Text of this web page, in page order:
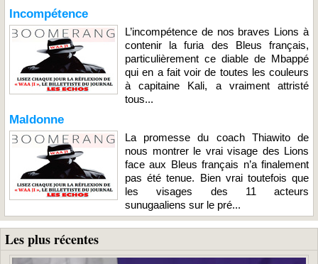
Incompétence
L’incompétence de nos braves Lions à
contenir la furia des Bleus français,
particulièrement ce diable de Mbappé
qui en a fait voir de toutes les couleurs
à capitaine Kali, a vraiment attristé
tous...
Maldonne
La promesse du coach Thiawito de
nous montrer le vrai visage des Lions
face aux Bleus français n’a finalement
pas été tenue. Bien vrai toutefois que
les visages des 11 acteurs
sunugaaliens sur le pré...
Les plus récentes